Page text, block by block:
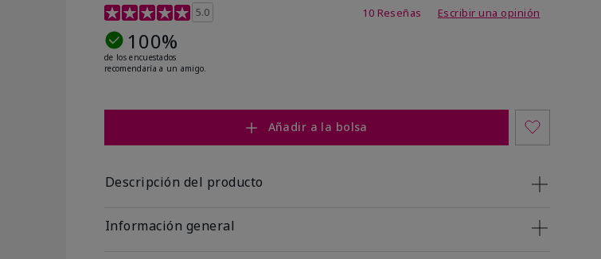
Calificación de clientes de 5 de 5
5.0 10 Reseñas Escribir una opinión
100%
de los encuestados
recomendaría a un amigo.
Añadir a la bolsa
Descripción del producto
Información general